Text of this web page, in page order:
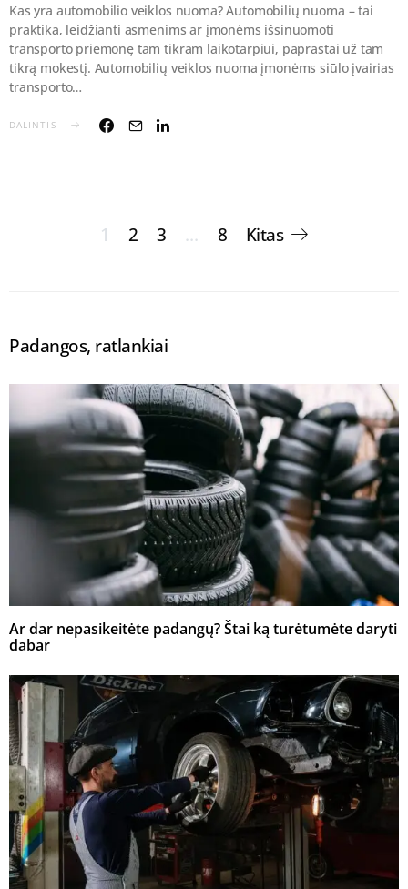
Kas yra automobilio veiklos nuoma? Automobilių nuoma – tai
praktika, leidžianti asmenims ar įmonėms išsinuomoti
transporto priemonę tam tikram laikotarpiui, paprastai už tam
tikrą mokestį. Automobilių veiklos nuoma įmonėms siūlo įvairias
transporto…
DALINTIS
Įrašų
puslapiavimas
1 2 3 … 8 Kitas
Padangos, ratlankiai
Ar dar nepasikeitėte padangų? Štai ką turėtumėte daryti
dabar